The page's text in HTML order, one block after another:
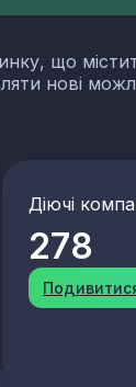
що
нові
Діючі
278